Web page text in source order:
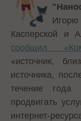
Касперской и
сообщил
«источник,
источника,
течение года
продвигать
интернет-